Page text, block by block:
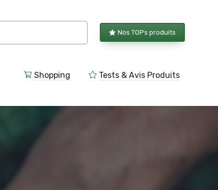
Nos TOPs produits
Shopping Tests & Avis Produits